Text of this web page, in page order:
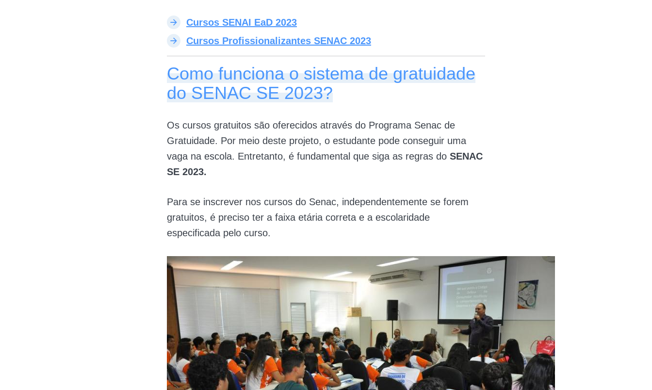
Cursos SENAI EaD 2023
Cursos Profissionalizantes SENAC 2023
Como funciona o sistema de gratuidade
do SENAC SE 2023?
Os cursos gratuitos são oferecidos através do Programa Senac de
Gratuidade. Por meio deste projeto, o estudante pode conseguir uma
vaga na escola. Entretanto, é fundamental que siga as regras do SENAC
SE 2023.
Para se inscrever nos cursos do Senac, independentemente se forem
gratuitos, é preciso ter a faixa etária correta e a escolaridade
especificada pelo curso.